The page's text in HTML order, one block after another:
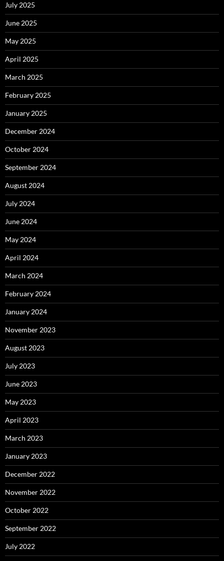
July 2025
June 2025
May 2025
April 2025
March 2025
February 2025
January 2025
December 2024
October 2024
September 2024
August 2024
July 2024
June 2024
May 2024
April 2024
March 2024
February 2024
January 2024
November 2023
August 2023
July 2023
June 2023
May 2023
April 2023
March 2023
January 2023
December 2022
November 2022
October 2022
September 2022
July 2022